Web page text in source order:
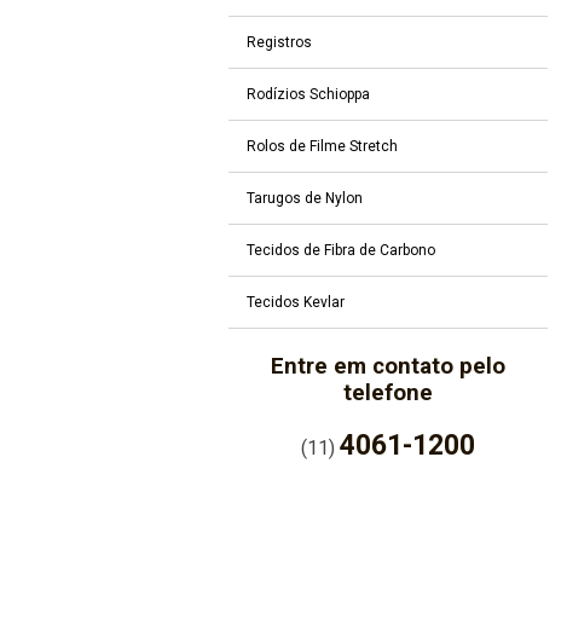
Registros
Rodízios Schioppa
Rolos de Filme Stretch
Tarugos de Nylon
Tecidos de Fibra de Carbono
Tecidos Kevlar
Entre em contato pelo
telefone
(11)4061-1200